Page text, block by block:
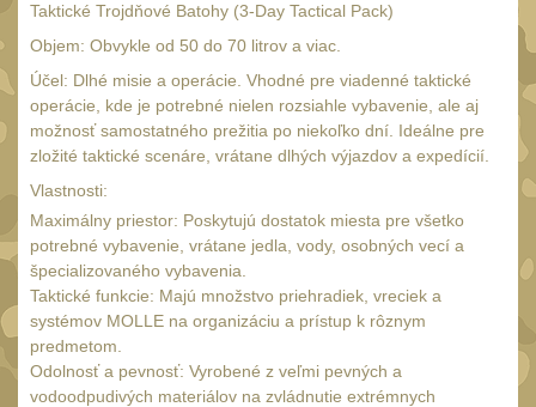
.270 .280 (7mm)
.30 .308 (7.62mm)
12GA, 20GA 14
.40 .41 11
.44 .45
.357 .38 (9mm)
19119
Náradie a nástroje 34
AR15 19
AK479
Taktické Trojdňové Batohy (3-Day Tactical Pack)
Objem: Obvykle od 50 do 70 litrov a viac.
Účel: Dlhé misie a operácie. Vhodné pre viadenné taktické
operácie, kde je potrebné nielen rozsiahle vybavenie, ale aj
možnosť samostatného prežitia po niekoľko dní. Ideálne pre
zložité taktické scenáre, vrátane dlhých výjazdov a expedícií.
Vlastnosti:
Maximálny priestor: Poskytujú dostatok miesta pre všetko
potrebné vybavenie, vrátane jedla, vody, osobných vecí a
špecializovaného vybavenia.
Taktické funkcie: Majú množstvo priehradiek, vreciek a
systémov MOLLE na organizáciu a prístup k rôznym
predmetom.
Odolnosť a pevnosť: Vyrobené z veľmi pevných a
vodoodpudivých materiálov na zvládnutie extrémnych